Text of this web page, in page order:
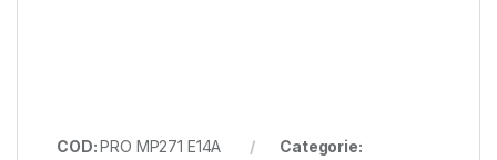
COD:PRO MP271 E14A
Categorie: